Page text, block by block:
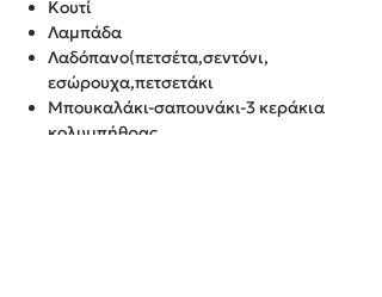
Κουτί
Λαμπάδα
Λαδόπανο(πετσέτα,σεντόνι,
εσώρουχα,πετσετάκι
Μπουκαλάκι-σαπουνάκι-3 κεράκια
κολυμπήθρας